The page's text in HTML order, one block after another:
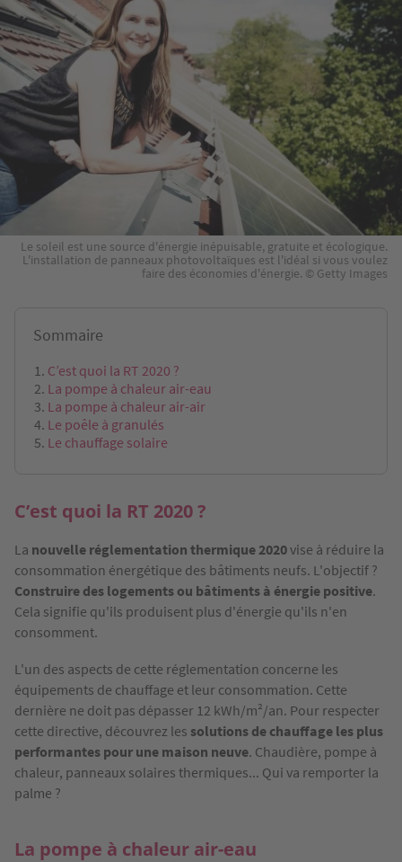
Le soleil est une source d'énergie inépuisable, gratuite et écologique.
L'installation de panneaux photovoltaïques est l'idéal si vous voulez
faire des économies d'énergie. © Getty Images
Sommaire
C’est quoi la RT 2020 ?
La pompe à chaleur air-eau
La pompe à chaleur air-air
Le poêle à granulés
Le chauffage solaire
C’est quoi la RT 2020 ?
La nouvelle réglementation thermique 2020vise à réduire la
consommation énergétique des bâtiments neufs. L'objectif ?
Construire des logements ou bâtiments à énergie positive.
Cela signifie qu'ils produisent plus d'énergie qu'ils n'en
consomment.
L'un des aspects de cette réglementation concerne les
équipements de chauffage et leur consommation. Cette
dernière ne doit pas dépasser 12 kWh/m²/an. Pour respecter
cette directive, découvrez les solutions de chauffage les plus
performantes pour une maison neuve. Chaudière, pompe à
chaleur, panneaux solaires thermiques... Qui va remporter la
palme ?
La pompe à chaleur air-eau